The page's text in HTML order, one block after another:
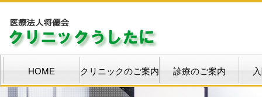
HOME クリニックのご案内 診療のご案内